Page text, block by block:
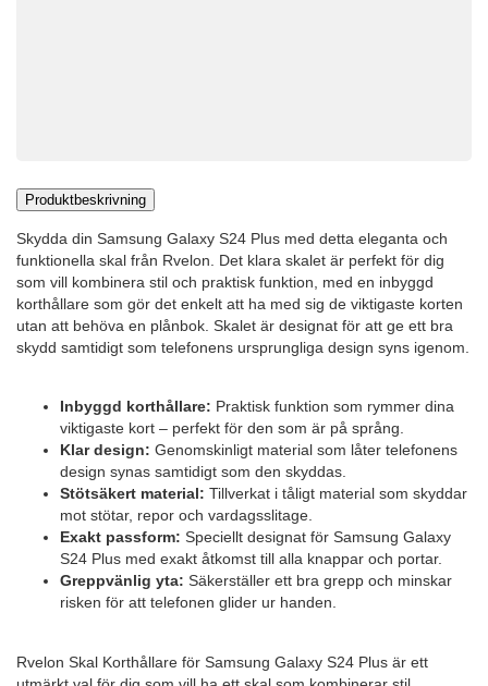
Produktbeskrivning
Skydda din Samsung Galaxy S24 Plus med detta eleganta och
funktionella skal från Rvelon. Det klara skalet är perfekt för dig
som vill kombinera stil och praktisk funktion, med en inbyggd
korthållare som gör det enkelt att ha med sig de viktigaste korten
utan att behöva en plånbok. Skalet är designat för att ge ett bra
skydd samtidigt som telefonens ursprungliga design syns igenom.
Inbyggd korthållare: Praktisk funktion som rymmer dina
viktigaste kort – perfekt för den som är på språng.
Klar design: Genomskinligt material som låter telefonens
design synas samtidigt som den skyddas.
Stötsäkert material: Tillverkat i tåligt material som skyddar
mot stötar, repor och vardagsslitage.
Exakt passform: Speciellt designat för Samsung Galaxy
S24 Plus med exakt åtkomst till alla knappar och portar.
Greppvänlig yta: Säkerställer ett bra grepp och minskar
risken för att telefonen glider ur handen.
Rvelon Skal Korthållare för Samsung Galaxy S24 Plus är ett